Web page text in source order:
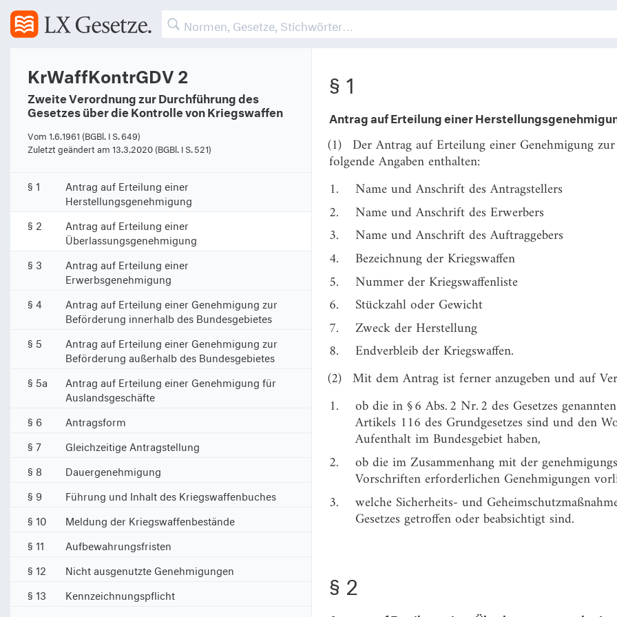
KrWaffKontrGDV 2
Zweite Verordnung zur Durchführung des
Gesetzes über die Kontrolle von Kriegswaffen
Vom 1.6.1961 (BGBl. I S. 649)
Zuletzt geändert am 13.3.2020 (BGBl. I S. 521)
§ 1
Antrag auf Erteilung einer
Herstellungsgenehmigung
§ 2
Antrag auf Erteilung einer
Überlassungsgenehmigung
§ 3
Antrag auf Erteilung einer
Erwerbsgenehmigung
§ 4
Antrag auf Erteilung einer Genehmigung zur
Beförderung innerhalb des Bundesgebietes
§ 5
Antrag auf Erteilung einer Genehmigung zur
Beförderung außerhalb des Bundesgebietes
§ 5a
Antrag auf Erteilung einer Genehmigung für
Auslandsgeschäfte
§ 6
Antragsform
§ 7
Gleichzeitige Antragstellung
§ 8
Dauergenehmigung
§ 9
Führung und Inhalt des Kriegswaffenbuches
§ 10
Meldung der Kriegswaffenbestände
§ 11
Aufbewahrungsfristen
§ 12
Nicht ausgenutzte Genehmigungen
§ 13
Kennzeichnungspflicht
§ 1
Antrag auf Erteilung einer
(1) Der Antrag auf Erteilung einer Genehmigung
folgende Angaben enthalten:
1.
Name und Anschrift des Antragstellers
2.
Name und Anschrift des Erwerbers
3.
Name und Anschrift des Auftraggebers
4.
Bezeichnung der Kriegswaffen
5.
Nummer der Kriegswaffenliste
6.
Stückzahl oder Gewicht
7.
Zweck der Herstellung
8.
Endverbleib der Kriegswaffen.
(2) Mit dem Antrag ist ferner anzugeben und auf
1.
ob die in § 6 Abs. 2 Nr. 2 des Gesetzes
Artikels 116 des Grundgesetzes sind und den
Aufenthalt im Bundesgebiet haben,
2.
ob die im Zusammenhang mit der
Vorschriften erforderlichen Genehmigungen
3.
welche Sicherheits- und
Gesetzes getroffen oder beabsichtigt sind.
§ 2